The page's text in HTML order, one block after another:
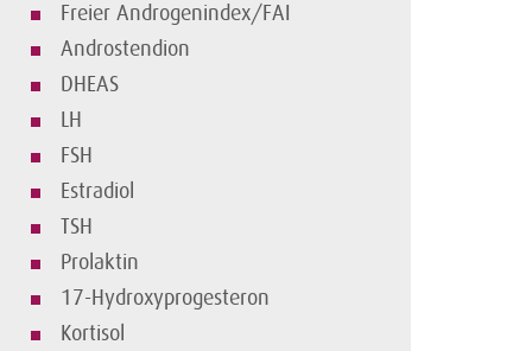
Freier Androgenindex/FAI
Androstendion
DHEAS
LH
FSH
Estradiol
TSH
Prolaktin
17-Hydroxyprogesteron
Kortisol